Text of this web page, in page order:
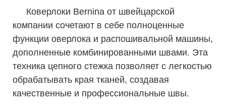
Коверлоки Bernina от швейцарской
компании сочетают в себе полноценные
функции оверлока и распошивальной машины,
дополненные комбинированными швами. Эта
техника цепного стежка позволяет с легкостью
обрабатывать края тканей, создавая
качественные и профессиональные швы.